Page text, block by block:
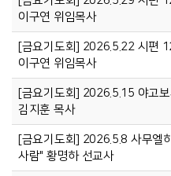
이구연 위임목사
[금요기도회] 2026.5.22 시편
이구연 위임목사
[금요기도회] 2026.5.15 야고
김지훈 목사
[금요기도회] 2026.5.8 사무엘
사람" 황명하 선교사